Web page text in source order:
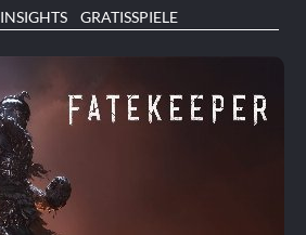
INSIGHTS GRATISSPIELE